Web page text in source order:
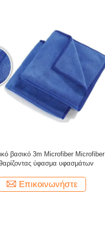
βασικό 3m Microfiber Microfiber
ύφασμα υφασμάτων
Επικοινωνήστε